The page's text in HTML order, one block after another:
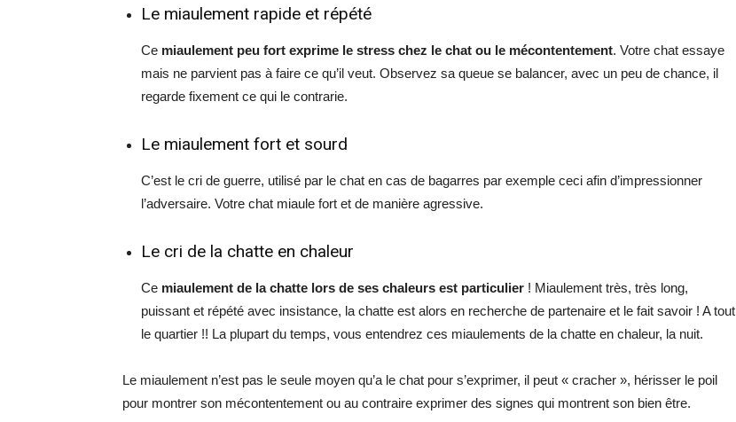
Le miaulement rapide et répété
Ce miaulement peu fort exprime le stress chez le chat ou le mécontentement. Votre chat essaye
mais ne parvient pas à faire ce qu’il veut. Observez sa queue se balancer, avec un peu de chance, il
regarde fixement ce qui le contrarie.
Le miaulement fort et sourd
C’est le cri de guerre, utilisé par le chat en cas de bagarres par exemple ceci afin d’impressionner
l’adversaire. Votre chat miaule fort et de manière agressive.
Le cri de la chatte en chaleur
Ce miaulement de la chatte lors de ses chaleurs est particulier ! Miaulement très, très long,
puissant et répété avec insistance, la chatte est alors en recherche de partenaire et le fait savoir ! A tout
le quartier !! La plupart du temps, vous entendrez ces miaulements de la chatte en chaleur, la nuit.
Le miaulement n’est pas le seule moyen qu’a le chat pour s’exprimer, il peut « cracher », hérisser le poil
pour montrer son mécontentement ou au contraire exprimer des signes qui montrent son bien être.